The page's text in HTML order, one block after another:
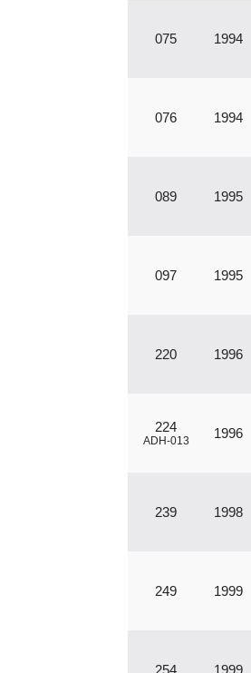
075 1994
076 1994
089 1995
097 1995
220 1996
224
ADH-013 1996
239 1998
249 1999
254 1999